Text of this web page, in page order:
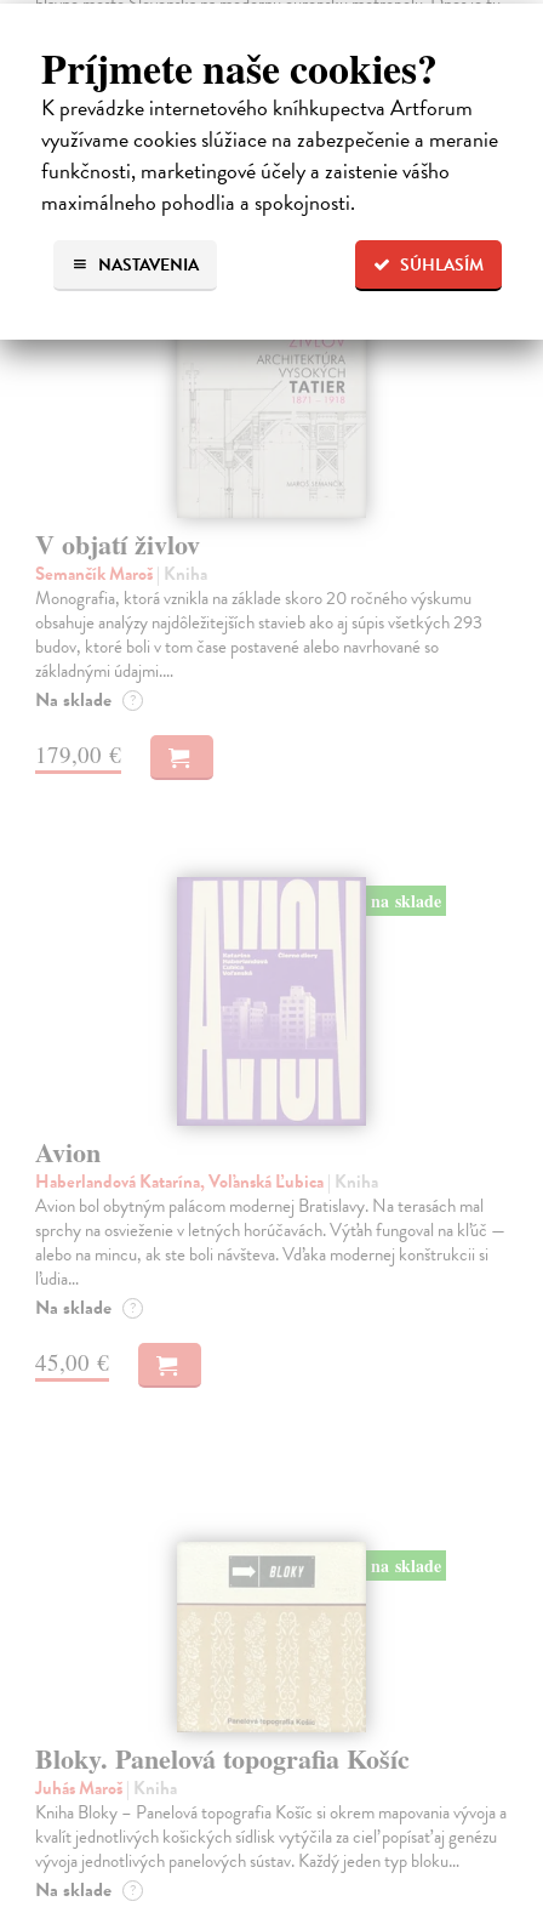
Príjmete naše cookies?
K prevádzke internetového kníhkupectva Artforum
využívame cookies slúžiace na zabezpečenie a meranie
funkčnosti, marketingové účely a zaistenie vášho
maximálneho pohodlia a spokojnosti.
SÚHLASÍM
NASTAVENIA
naivné…
Na sklade ?
18,55 €
19,95 € ?
V objatí živlov
Semančík Maroš| Kniha
Monografia, ktorá vznikla na základe skoro 20 ročného výskumu
obsahuje analýzy najdôležitejších stavieb ako aj súpis všetkých 293
budov, ktoré boli v tom čase postavené alebo navrhované so
základnými údajmi.…
Na sklade ?
179,00 €
na sklade
Avion
Haberlandová Katarína, Voľanská Ľubica| Kniha
Avion bol obytným palácom modernej Bratislavy. Na terasách mal
sprchy na osvieženie v letných horúčavách. Výťah fungoval na kľúč —
alebo na mincu, ak ste boli návšteva. Vďaka modernej konštrukcii si
ľudia…
Na sklade ?
45,00 €
na sklade
Bloky. Panelová topografia Košíc
Juhás Maroš| Kniha
Kniha Bloky – Panelová topografia Košíc si okrem mapovania vývoja a
kvalít jednotlivých košických sídlisk vytýčila za cieľ popísať aj genézu
vývoja jednotlivých panelových sústav. Každý jeden typ bloku…
Na sklade ?